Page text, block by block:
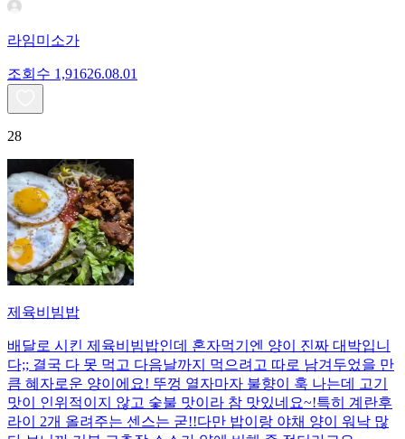
라임미소가
조회수 1,91626.08.01
28
제육비빔밥
배달로 시킨 제육비빔밥인데 혼자먹기엔 양이 진짜 대박입니
다;; 결국 다 못 먹고 다음날까지 먹으려고 따로 남겨두었을 만
큼 혜자로운 양이에요! 뚜껑 열자마자 불향이 훅 나는데 고기
맛이 인위적이지 않고 숯불 맛이라 참 맛있네요~!특히 계란후
라이 2개 올려주는 센스는 굳!! ​다만 밥이랑 야채 양이 워낙 많